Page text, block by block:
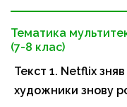
Тематика
(7-8 клас)
Текст 1. Netflix
художники знову